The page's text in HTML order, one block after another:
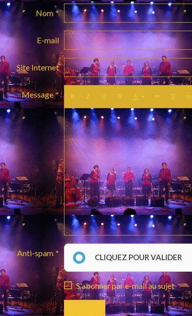
Nom
E-mail
Site Internet
Message
Anti-spam CLIQUEZ POUR VALIDER
S'abonner par e-mail au sujet